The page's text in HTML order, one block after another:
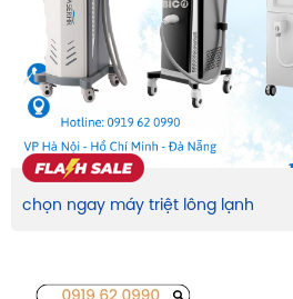
chọn ngay máy triệt lông lạnh